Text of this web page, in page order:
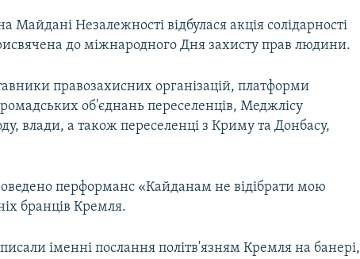
Майдані Незалежності відбулася акція солідарності
до міжнародного Дня захисту прав людини.
правозахисних організацій, платформи
об'єднань переселенців, Меджлісу
влади, а також переселенці з Криму та Донбасу,
перформанс «Кайданам не відібрати мою
бранців Кремля.
іменні послання політв'язням Кремля на банері,